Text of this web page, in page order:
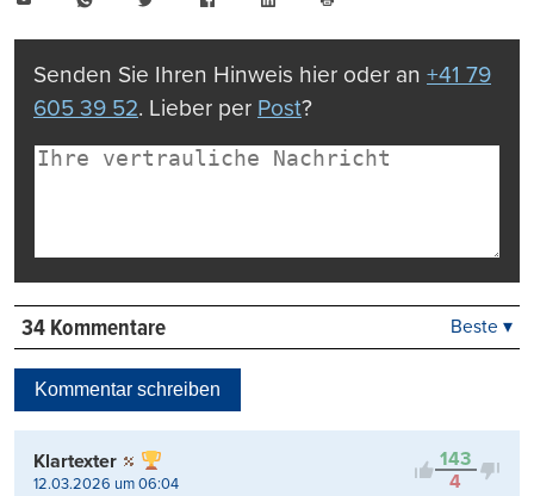
drucken
Senden Sie Ihren Hinweis hier oder an +41 79
605 39 52. Lieber per Post?
34 Kommentare
Kontrovers
Beste ▾
Kommentar schreiben
143
4
Klartexter
12.03.2026 um 06:04